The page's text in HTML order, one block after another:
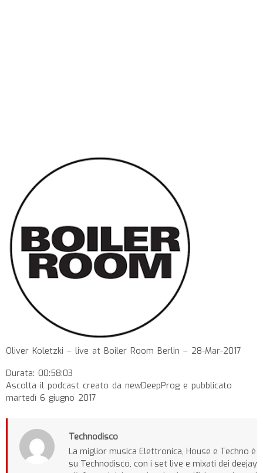
Oliver Koletzki – live at Boiler Room Berlin – 28-Mar-2017
Durata: 00:58:03
Ascolta il podcast creato da newDeepProg e pubblicato
martedì 6 giugno 2017
Technodisco
La miglior musica Elettronica, House e Techno è
su Technodisco, con i set live e mixati dei deejay